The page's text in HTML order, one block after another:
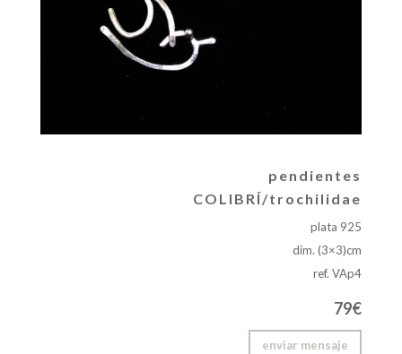
pendientes
COLIBRÍ/trochilidae
plata 925
dim. (3×3)cm
ref. VAp4
79€
enviar mensaje